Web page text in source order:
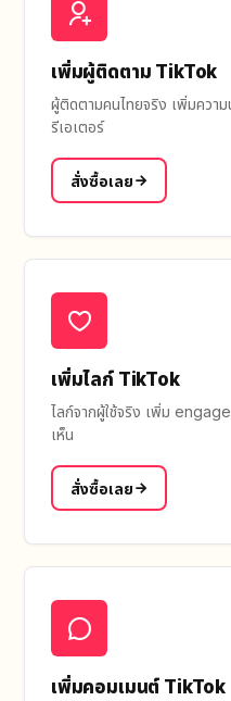
เพิ่มผู้ติดตาม TikTok
ผู้ติดตามคนไทยจริง เพิ่มควา
รีเอเตอร์
สั่งซื้อเลย
เพิ่มไลก์ TikTok
ไลก์จากผู้ใช้จริง เพิ่ม
เห็น
สั่งซื้อเลย
เพิ่มคอมเมนต์ TikTok